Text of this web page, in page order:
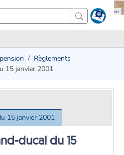
Règlements
15 janvier 2001
15 janvier 2001
ducal du 15